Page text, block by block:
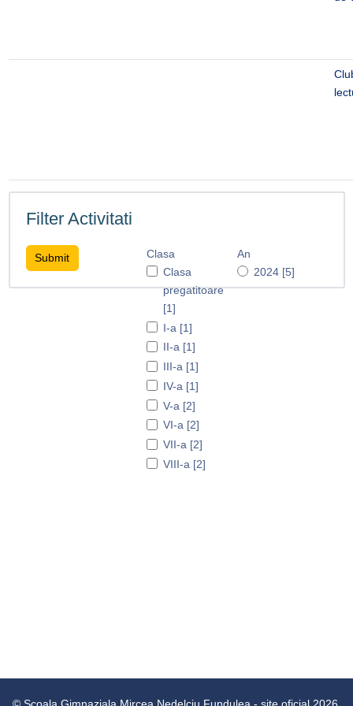
Filter Activitati
An
2024 [5]
Clasa
Clasa
pregatitoare
[1]
I-a [1]
II-a [1]
III-a [1]
IV-a [1]
V-a [2]
VI-a [2]
VII-a [2]
VIII-a [2]
© Scoala Gimnaziala Mircea Nedelciu Fundulea - site oficial 2026.